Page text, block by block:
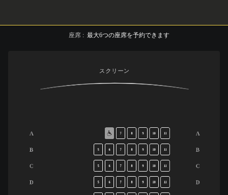
座席 : 最大6つの座席を予約できます
スクリーン
A
B
C
D
A
B
C
D
7 8 9 10 11
5 6 7 8 9 10 11
5 6 7 8 9 10 11
5 6 7 8 9 10